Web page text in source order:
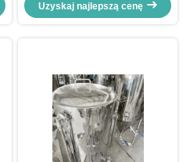
wykończeniem powierzchniowym
Ra ≤ 0,8μm i zgodność z DIN
Uzyskaj najlepszą cenę